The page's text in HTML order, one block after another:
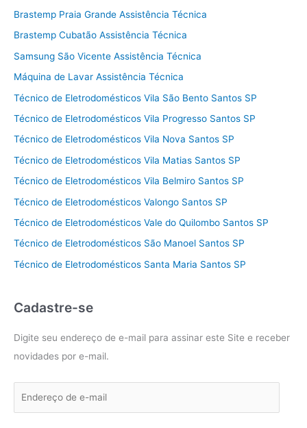
Brastemp Praia Grande Assistência Técnica
Brastemp Cubatão Assistência Técnica
Samsung São Vicente Assistência Técnica
Máquina de Lavar Assistência Técnica
Técnico de Eletrodomésticos Vila São Bento Santos SP
Técnico de Eletrodomésticos Vila Progresso Santos SP
Técnico de Eletrodomésticos Vila Nova Santos SP
Técnico de Eletrodomésticos Vila Matias Santos SP
Técnico de Eletrodomésticos Vila Belmiro Santos SP
Técnico de Eletrodomésticos Valongo Santos SP
Técnico de Eletrodomésticos Vale do Quilombo Santos SP
Técnico de Eletrodomésticos São Manoel Santos SP
Técnico de Eletrodomésticos Santa Maria Santos SP
Cadastre-se
Digite seu endereço de e-mail para assinar este Site e receber
novidades por e-mail.